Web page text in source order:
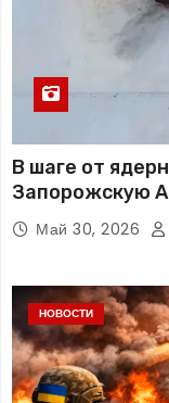
В шаге от
Запорожскую
Май 30, 2026
НОВОСТИ